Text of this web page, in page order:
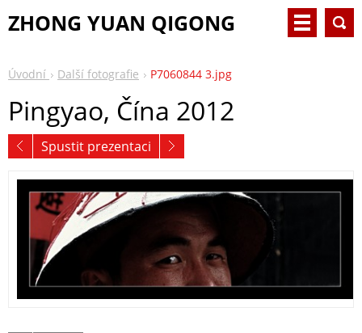
ZHONG YUAN QIGONG
Úvodní Další fotografie P7060844 3.jpg
Pingyao, Čína 2012
Spustit prezentaci